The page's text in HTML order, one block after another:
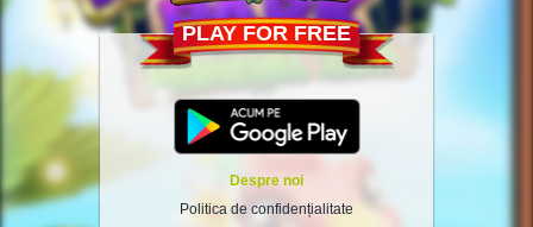
PLAY FOR FREE
Despre noi
Politica de confidențialitate